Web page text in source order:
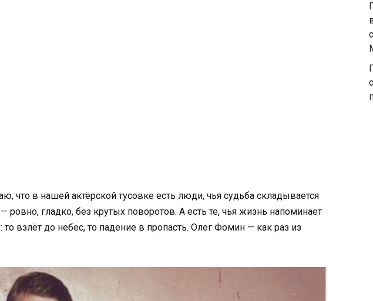
что в нашей актёрской тусовке есть люди, чья судьба складывается
ровно, гладко, без крутых поворотов. А есть те, чья жизнь напоминает
взлёт до небес, то падение в пропасть. Олег Фомин — как раз из